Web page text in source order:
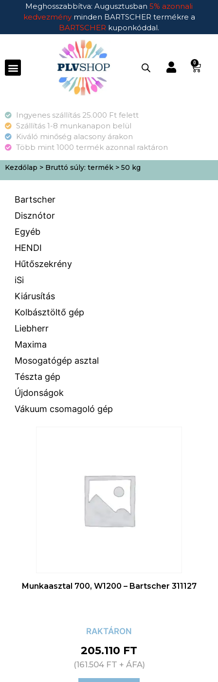
Meghosszabbítva: Augusztusban 5% azonnali
kedvezmény minden BARTSCHER termékre a
BARTSCHER kuponkóddal.
0
Ingyenes szállítás 25.000 Ft felett
Szállítás 1-8 munkanapon belül
Kiváló minőség alacsony árakon
Több mint 1000 termék azonnal raktáron
Kezdőlap > Bruttó súly: termék > 50 kg
Bartscher
Disznótor
Egyéb
HENDI
Hűtőszekrény
iSi
Kiárusítás
Kolbásztöltő gép
Liebherr
Maxima
Mosogatógép asztal
Tészta gép
Újdonságok
Vákuum csomagoló gép
Munkaasztal 700, W1200 – Bartscher 311127
RAKTÁRON
205.110 FT
(161.504 FT + ÁFA)